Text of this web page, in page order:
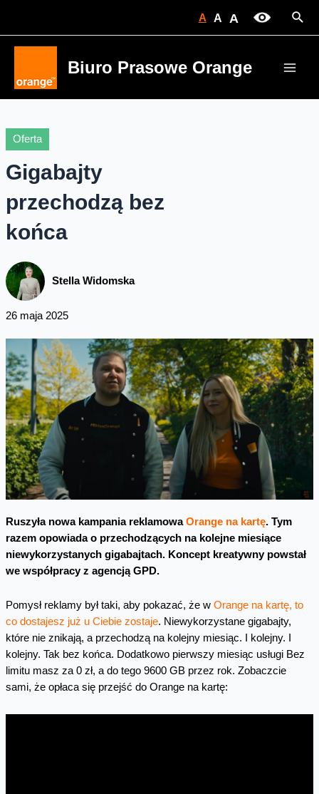
A A A
Biuro Prasowe Orange
Oferta
Gigabajty
przechodzą bez
końca
Stella Widomska
26 maja 2025
Ruszyła nowa kampania reklamowaOrange na kartę. Tym
razem opowiada o przechodzących na kolejne miesiące
niewykorzystanych gigabajtach. Koncept kreatywny powstał
we współpracy z agencją GPD.
Pomysł reklamy był taki, aby pokazać, że w Orange na kartę, to
co dostajesz już u Ciebie zostaje. Niewykorzystane gigabajty,
które nie znikają, a przechodzą na kolejny miesiąc. I kolejny. I
kolejny. Tak bez końca. Dodatkowo pierwszy miesiąc usługi Bez
limitu masz za 0 zł, a do tego 9600 GB przez rok. Zobaczcie
sami, że opłaca się przejść do Orange na kartę: